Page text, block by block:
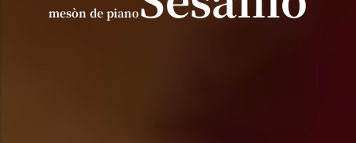
mesòn de piano